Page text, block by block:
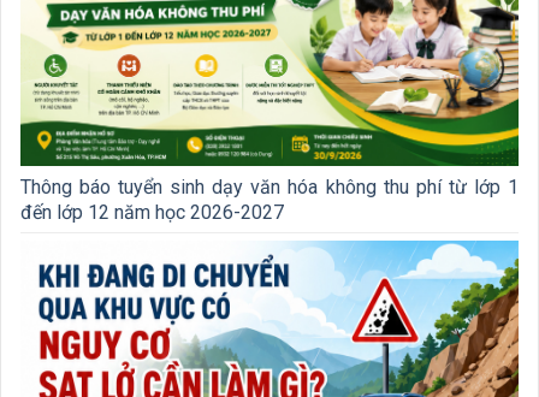
Thông báo tuyển sinh dạy văn hóa không thu phí từ lớp 1
đến lớp 12 năm học 2026-2027